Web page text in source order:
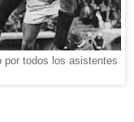
por todos los asistentes